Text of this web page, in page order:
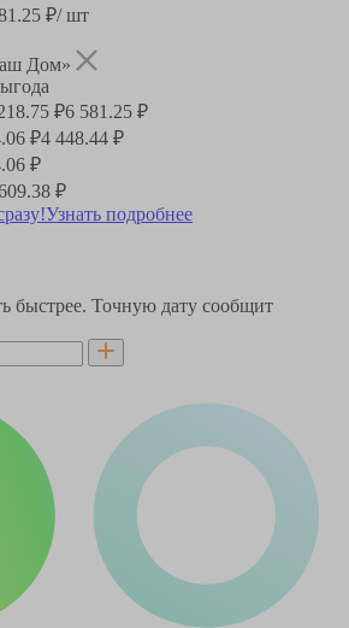
₽/ шт
Дом»
₽6 581.25 ₽
₽4 448.44 ₽
₽
₽
Узнать подробнее
быстрее. Точную дату сообщит